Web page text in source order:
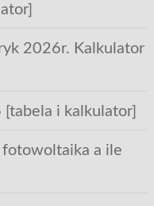
2026r. Kalkulator
[tabela i kalkulator]
fotowoltaika a ile